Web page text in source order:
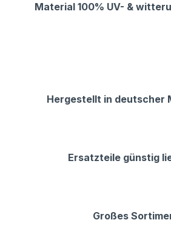
Material 100% UV- &
Hergestellt in deutscher
Ersatzteile günstig
Großes